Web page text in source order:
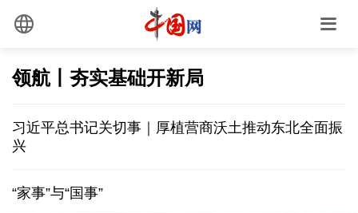
领航丨夯实基础开新局
习近平总书记关切事｜厚植营商沃土推动东北全面振
兴
“家事”与“国事”